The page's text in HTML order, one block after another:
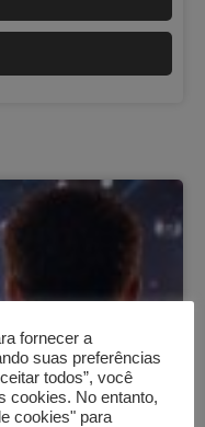
fornecer a
suas preferências
todos”, você
cookies. No entanto,
cookies" para